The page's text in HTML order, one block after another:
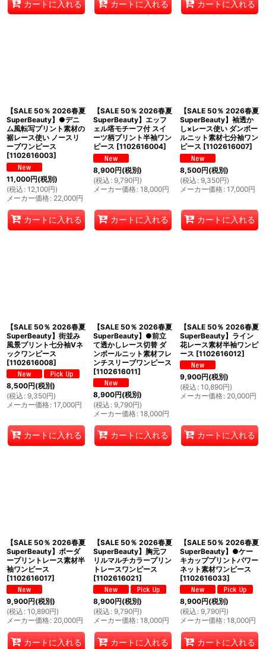
カートに入れる カートに入れる カートに入れる
【SALE 50％ 2026春夏
SuperBeauty】●デニ
ム風転写プリント素材の
裾レース使い ノースリ
ーブワンピース
[1102616003]
11,000円(税別)
(税込 : 12,100円)
メーカー価格: 22,000円
カートに入れる
【SALE 50％ 2026春夏
SuperBeauty】エッフ
ェル塔モチーフ付 スイ
ーツ柄プリント半袖ワン
ピース [1102616004]
8,900円(税別)
(税込 : 9,790円)
メーカー価格: 18,000円
カートに入れる
【SALE 50％ 2026春夏
SuperBeauty】袖透か
し×レース使い ダンボー
ルニット素材七分袖ワン
ピース [1102616007]
8,500円(税別)
(税込 : 9,350円)
メーカー価格: 17,000円
カートに入れる
【SALE 50％ 2026春夏
SuperBeauty】街並み
風景プリント七分袖Vネ
ックワンピース
[1102616008]
8,500円(税別)
(税込 : 9,350円)
メーカー価格: 17,000円
カートに入れる
【SALE 50％ 2026春夏
SuperBeauty】●前立
て透かしレース切替 ダ
ンボールニット素材フレ
ンチスリーブワンピース
[1102616011]
8,900円(税別)
(税込 : 9,790円)
メーカー価格: 18,000円
カートに入れる
【SALE 50％ 2026春夏
SuperBeauty】ライン
花レース素材半袖ワンピ
ース [1102616012]
9,900円(税別)
(税込 : 10,890円)
メーカー価格: 20,000円
カートに入れる
【SALE 50％ 2026春夏
SuperBeauty】ボーダ
ープリントレース素材半
袖ワンピース
[1102616017]
9,900円(税別)
(税込 : 10,890円)
メーカー価格: 20,000円
カートに入れる
【SALE 50％ 2026春夏
SuperBeauty】胸元フ
リルマルチカラープリン
トレースワンピース
[1102616021]
8,900円(税別)
(税込 : 9,790円)
メーカー価格: 18,000円
カートに入れる
【SALE 50％ 2026春夏
SuperBeauty】●ケー
キカッププリントパワー
ネット素材ワンピース
[1102616033]
8,900円(税別)
(税込 : 9,790円)
メーカー価格: 18,000円
カートに入れる